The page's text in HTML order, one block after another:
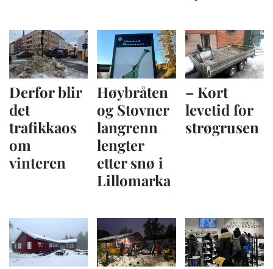
Derfor blir
det
trafikkaos
om
vinteren
Høybråten
og Stovner
langrenn
lengter
etter snø i
Lillomarka
– Kort
levetid for
strøgrusen